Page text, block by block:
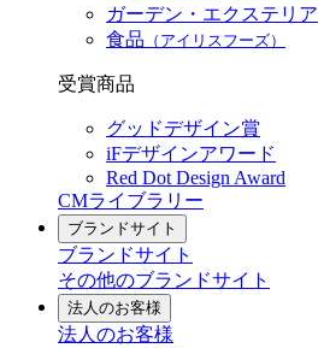
ガーデン・エクステリア
食品 （アイリスフーズ）
受賞商品
グッドデザイン賞
iFデザインアワード
Red Dot Design Award
CMライブラリー
ブランドサイト
ブランドサイト
その他のブランドサイト
法人のお客様
法人のお客様